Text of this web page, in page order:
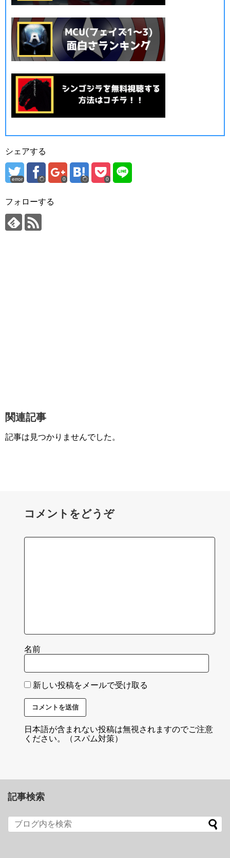
シェアする
error 0 0
フォローする
関連記事
記事は見つかりませんでした。
コメントをどうぞ
名前
新しい投稿をメールで受け取る
日本語が含まれない投稿は無視されますのでご注意
ください。（スパム対策）
記事検索